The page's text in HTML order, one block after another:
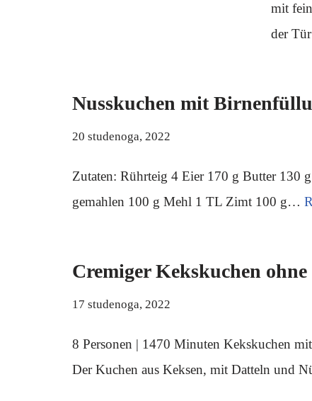
mit
der
Nusskuchen mit
20 studenoga, 2022
Zutaten: Rührteig 4 Eier 170 g Butter 130
gemahlen 100 g Mehl 1 TL Zimt 100 g…
Cremiger Kekskuchen
17 studenoga, 2022
8 Personen | 1470 Minuten Kekskuchen
Der Kuchen aus Keksen, mit Datteln und